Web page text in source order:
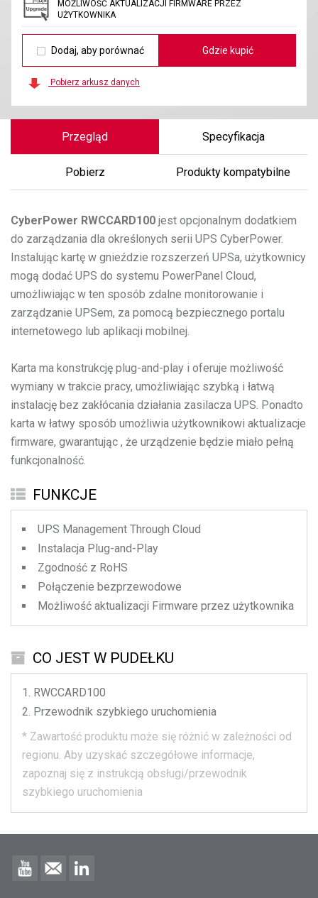
MOŻLIWOŚĆ AKTUALIZACJI FIRMWARE PRZEZ
UŻYTKOWNIKA
Dodaj, aby porównać Gdzie kupić
Pobierz arkusz danych
Przegląd Specyfikacja
Pobierz Produkty kompatybilne
CyberPower RWCCARD100 jest opcjonalnym dodatkiem
do zarządzania dla określonych serii UPS CyberPower.
Instalując kartę w gnieździe rozszerzeń UPSa, użytkownicy
mogą dodać UPS do systemu PowerPanel Cloud,
umożliwiając w ten sposób zdalne monitorowanie i
zarządzanie UPSem, za pomocą bezpiecznego portalu
internetowego lub aplikacji mobilnej.
Karta ma konstrukcję plug-and-play i oferuje możliwość
wymiany w trakcie pracy, umożliwiając szybką i łatwą
instalację bez zakłócania działania zasilacza UPS. Ponadto
karta w łatwy sposób umożliwia użytkownikowi aktualizacje
firmware, gwarantując , że urządzenie będzie miało pełną
funkcjonalność.
FUNKCJE
UPS Management Through Cloud
Instalacja Plug-and-Play
Zgodność z RoHS
Połączenie bezprzewodowe
Możliwość aktualizacji Firmware przez użytkownika
CO JEST W PUDEŁKU
RWCCARD100
Przewodnik szybkiego uruchomienia
* Zawartość produktu może się różnić w zależności od
regionu. Aby uzyskać szczegółowe informacje,
zapoznaj się z instrukcją obsługi/przewodnik
szybkiego uruchomienia